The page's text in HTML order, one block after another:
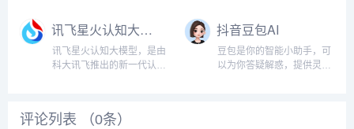
聊天体验帮助你更好地理解
信息。...
力，实现基于人机自然语言
对话的方式，理解用户指令
并执行任务，帮助用户实现
人获取信息，知识和灵
讯飞星火认知大模型
讯飞星火认知大模型，是由
科大讯飞推出的新一代认知
行任务，提供语言理解、知
抖音豆包AI
豆包是你的智能小助手，可
以为你答疑解惑，提供灵
评论列表 （0条）